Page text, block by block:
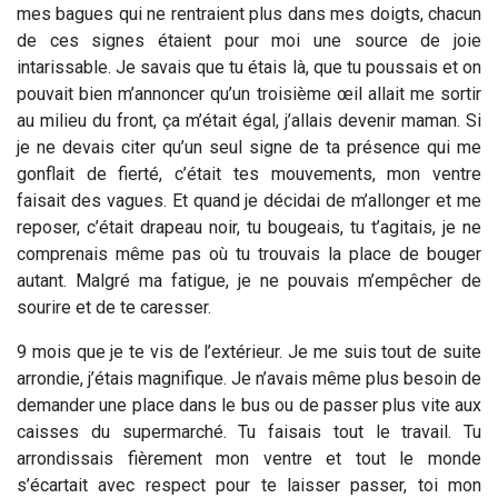
mes bagues qui ne rentraient plus dans mes doigts, chacun
de ces signes étaient pour moi une source de joie
intarissable. Je savais que tu étais là, que tu poussais et on
pouvait bien m’annoncer qu’un troisième œil allait me sortir
au milieu du front, ça m’était égal, j’allais devenir maman. Si
je ne devais citer qu’un seul signe de ta présence qui me
gonflait de fierté, c’était tes mouvements, mon ventre
faisait des vagues. Et quand je décidai de m’allonger et me
reposer, c’était drapeau noir, tu bougeais, tu t’agitais, je ne
comprenais même pas où tu trouvais la place de bouger
autant. Malgré ma fatigue, je ne pouvais m’empêcher de
sourire et de te caresser.
9 mois que je te vis de l’extérieur. Je me suis tout de suite
arrondie, j’étais magnifique. Je n’avais même plus besoin de
demander une place dans le bus ou de passer plus vite aux
caisses du supermarché. Tu faisais tout le travail. Tu
arrondissais fièrement mon ventre et tout le monde
s’écartait avec respect pour te laisser passer, toi mon